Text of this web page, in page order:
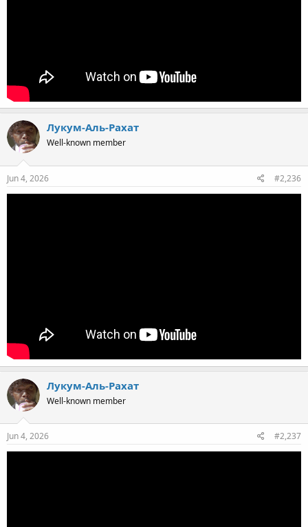
Лукум-Аль-Рахат
Well-known member
Jun 4, 2026 #2,236
Лукум-Аль-Рахат
Well-known member
Jun 4, 2026 #2,237